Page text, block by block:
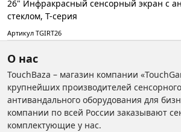
26" Инфракрасный сенсорный экран с
стеклом, T-серия
Артикул TGIRT26
О нас
TouchBaza – магазин компании
крупнейших производителей
антивандального оборудования для
компании по всей России заказывают
комплектующие у нас.